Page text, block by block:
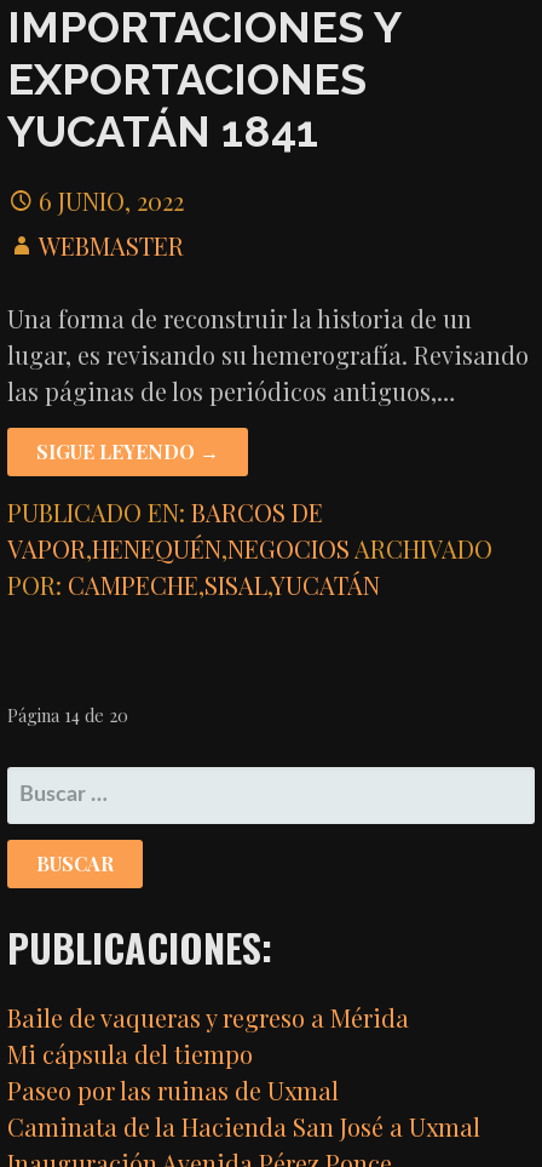
IMPORTACIONES Y
EXPORTACIONES
YUCATÁN 1841
6 JUNIO, 2022
WEBMASTER
Una forma de reconstruir la historia de un
lugar, es revisando su hemerografía. Revisando
las páginas de los periódicos antiguos,…
SIGUE LEYENDO →
PUBLICADO EN:BARCOS DE
VAPOR,HENEQUÉN,NEGOCIOS ARCHIVADO
POR: CAMPECHE,SISAL,YUCATÁN
NAVEGACIÓN
POR
ENTRADA
Página 14 de 20
BUSCAR:
PUBLICACIONES:
Baile de vaqueras y regreso a Mérida
Mi cápsula del tiempo
Paseo por las ruinas de Uxmal
Caminata de la Hacienda San José a Uxmal